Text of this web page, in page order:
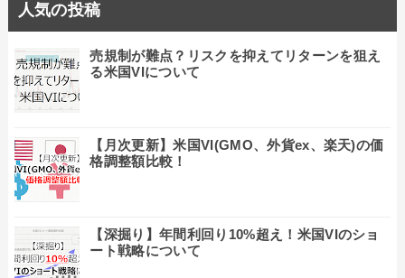
人気の投稿
売規制が難点？リスクを抑えてリターンを狙え
る米国VIについて
【月次更新】米国VI(GMO、外貨ex、楽天)の価
格調整額比較！
【深掘り】年間利回り10%超え！米国VIのショ
ート戦略について